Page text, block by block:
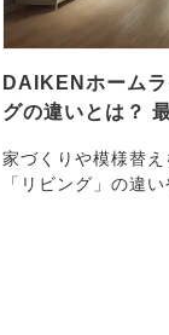
DAIKENホーム
グの違いとは？
家づくりや模様替
「リビング」の違